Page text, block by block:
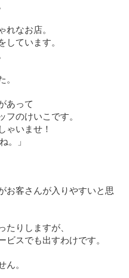
れなお店。
しています。
。
あって
フのけいこです。
ゃいませ！
。」
お客さんが入りやすいと思
たりしますが、
ビスでも出すわけです。
ん。